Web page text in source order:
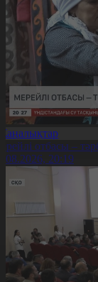
отбасы –
20:19